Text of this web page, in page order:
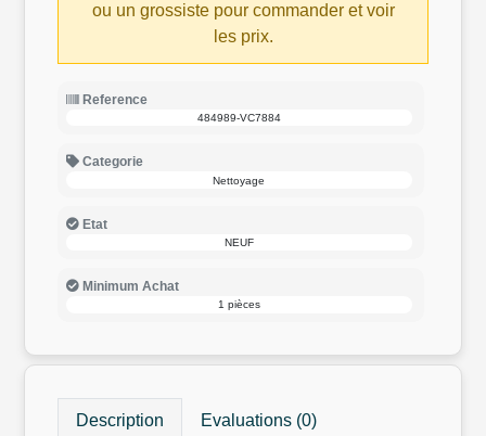
ou un grossiste pour commander et voir
les prix.
Reference
484989-VC7884
Categorie
Nettoyage
Etat
NEUF
Minimum Achat
1 pièces
Description Evaluations (0)